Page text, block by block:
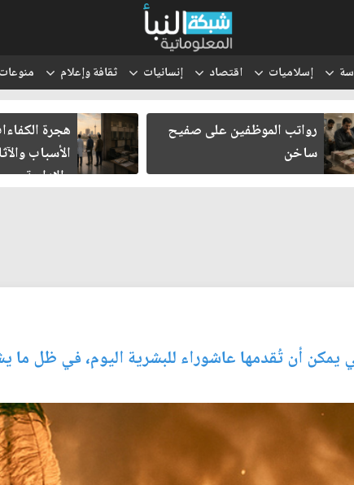
إسلاميات اقتصاد إنسانيات ثقافة وإعلام منوعات
رواتب الموظفين على صفيح
ساخن
هجرة
الأسباب
والإدارية
يمكن أن تُقدمها عاشوراء للبشرية اليوم، في ظل ما